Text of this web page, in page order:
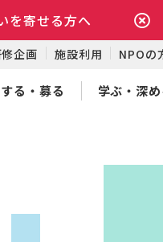
を寄せる方へ
企画 施設利用 NPOの
る・募る 学ぶ・深め